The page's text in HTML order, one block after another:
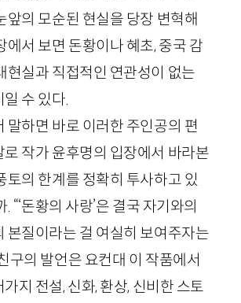
앞의 모순된 현실을 당장 변혁해
에서 보면 돈황이나 혜초, 중국 감
현실과 직접적인 연관성이 없는
수 있다.
말하면 바로 이러한 주인공의 편
작가 윤후명의 입장에서 바라본
토의 한계를 정확히 투사하고 있
“‘돈황의 사랑’은 결국 자기와의
본질이라는 걸 여실히 보여주자는
구의 발언은 요컨대 이 작품에서
지 전설, 신화, 환상, 신비한 스토